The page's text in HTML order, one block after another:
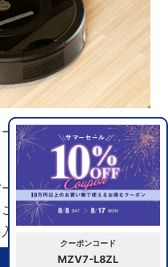
クーポンコード
MZV7-L8ZL
ム下はお掃除のしやすい
がスムーズに通過できる
りの溜まりやすいベッド
れで綺麗な状態を保つこ